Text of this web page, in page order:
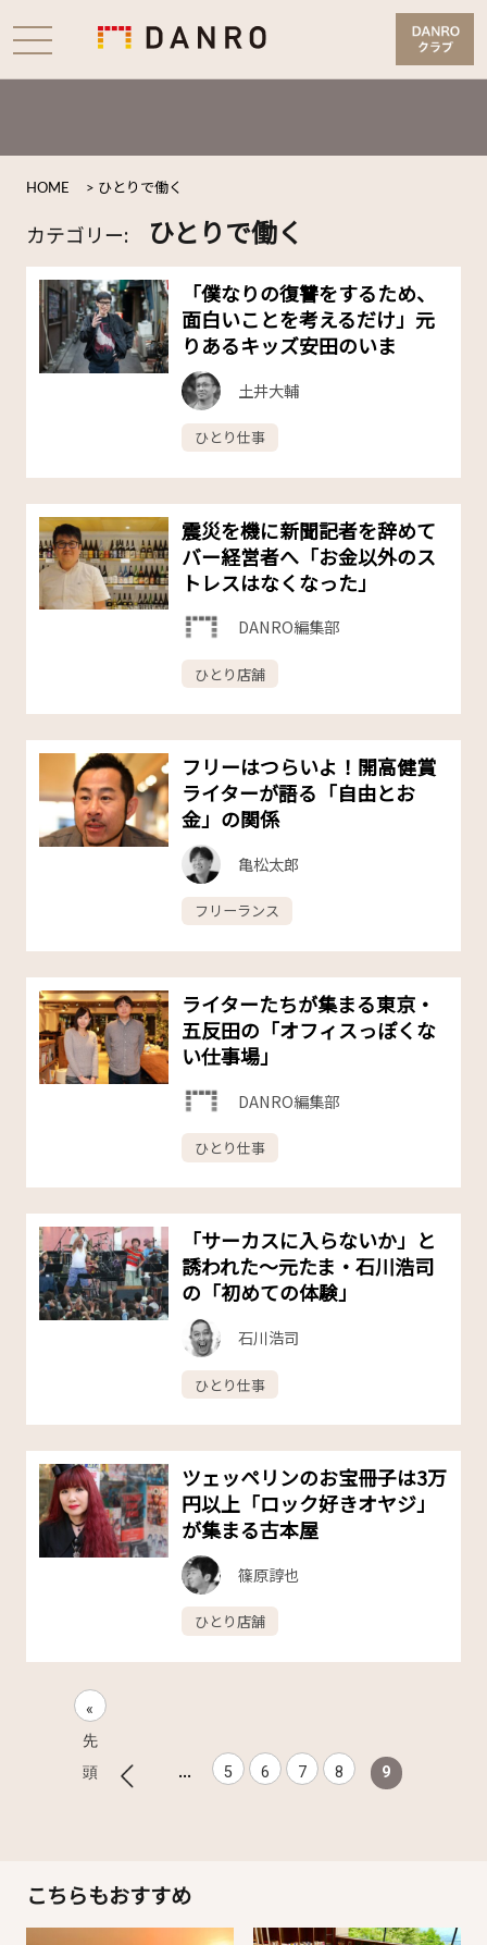
HOME > ひとりで働く
カテゴリー: ひとりで働く
「僕なりの復讐をするため、
面白いことを考えるだけ」元
りあるキッズ安田のいま
土井大輔
ひとり仕事
震災を機に新聞記者を辞めて
バー経営者へ「お金以外のス
トレスはなくなった」
DANRO編集部
ひとり店舗
フリーはつらいよ！開高健賞
ライターが語る「自由とお
金」の関係
亀松太郎
フリーランス
ライターたちが集まる東京・
五反田の「オフィスっぽくな
い仕事場」
DANRO編集部
ひとり仕事
「サーカスに入らないか」と
誘われた～元たま・石川浩司
の「初めての体験」
石川浩司
ひとり仕事
ツェッペリンのお宝冊子は3万
円以上「ロック好きオヤジ」
が集まる古本屋
篠原諄也
ひとり店舗
«
先
頭
... 5 6 7 8 9
こちらもおすすめ